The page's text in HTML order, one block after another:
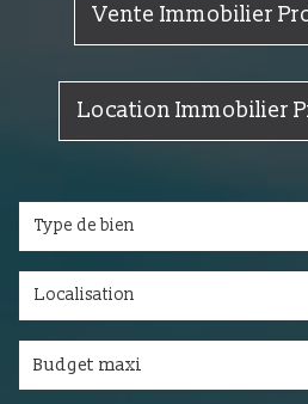
Vente Immobilier
Location Immobilier
Type de bien
Localisation